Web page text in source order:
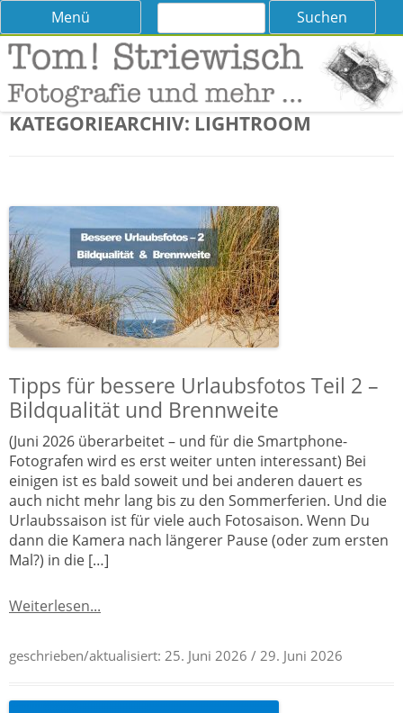
Tom! Striewisch – Fotografieren
lernen
Tipps und Tricks und Meinungen zur Fotografie
Menü
Skip
content
Suchen
KATEGORIEARCHIV: LIGHTROOM
Tipps für bessere Urlaubsfotos Teil 2 –
Bildqualität und Brennweite
(Juni 2026 überarbeitet – und für die Smartphone-
Fotografen wird es erst weiter unten interessant) Bei
einigen ist es bald soweit und bei anderen dauert es
auch nicht mehr lang bis zu den Sommerferien. Und die
Urlaubssaison ist für viele auch Fotosaison. Wenn Du
dann die Kamera nach längerer Pause (oder zum ersten
Mal?) in die […]
Weiterlesen...
geschrieben/aktualisiert: 25. Juni 2026 / 29. Juni 2026